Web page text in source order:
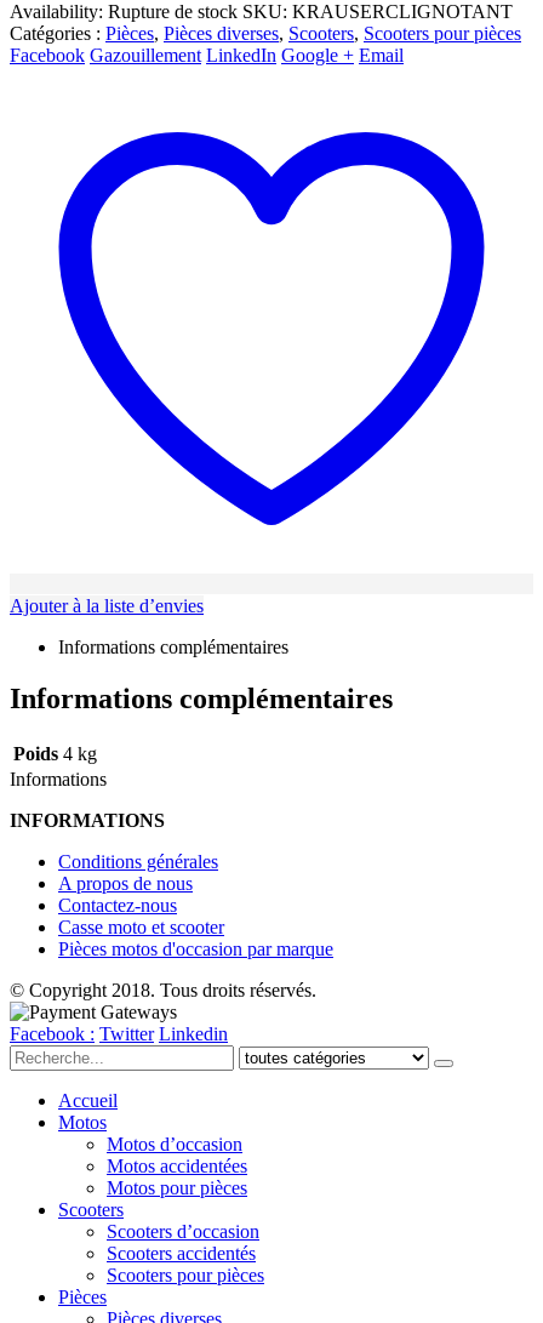
Availability: Rupture de stock SKU: KRAUSERCLIGNOTANT
Catégories : Pièces, Pièces diverses, Scooters, Scooters pour pièces
Facebook Gazouillement LinkedIn Google + Email
Ajouter à la liste d’envies
Informations complémentaires
Informations complémentaires
Poids 4 kg
Informations
INFORMATIONS
Conditions générales
A propos de nous
Contactez-nous
Casse moto et scooter
Pièces motos d'occasion par marque
© Copyright 2018. Tous droits réservés.
Facebook : Twitter Linkedin
Accueil
Motos
Motos d’occasion
Motos accidentées
Motos pour pièces
Scooters
Scooters d’occasion
Scooters accidentés
Scooters pour pièces
Pièces
Pièces diverses